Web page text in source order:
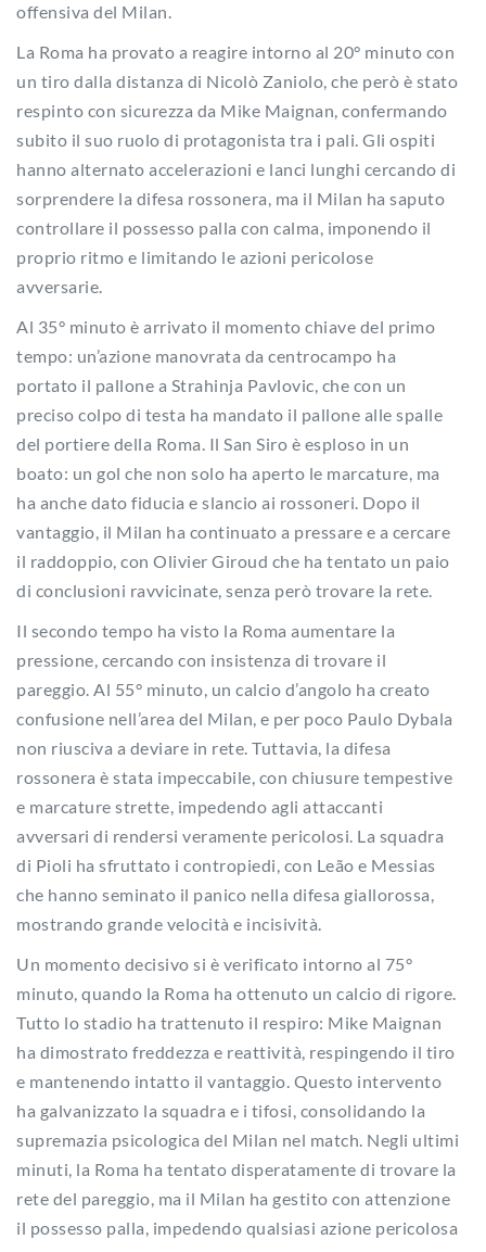
offensiva del Milan.
La Roma ha provato a reagire intorno al 20° minuto con
un tiro dalla distanza di Nicolò Zaniolo, che però è stato
respinto con sicurezza da Mike Maignan, confermando
subito il suo ruolo di protagonista tra i pali. Gli ospiti
hanno alternato accelerazioni e lanci lunghi cercando di
sorprendere la difesa rossonera, ma il Milan ha saputo
controllare il possesso palla con calma, imponendo il
proprio ritmo e limitando le azioni pericolose
avversarie.
Al 35° minuto è arrivato il momento chiave del primo
tempo: un’azione manovrata da centrocampo ha
portato il pallone a Strahinja Pavlovic, che con un
preciso colpo di testa ha mandato il pallone alle spalle
del portiere della Roma. Il San Siro è esploso in un
boato: un gol che non solo ha aperto le marcature, ma
ha anche dato fiducia e slancio ai rossoneri. Dopo il
vantaggio, il Milan ha continuato a pressare e a cercare
il raddoppio, con Olivier Giroud che ha tentato un paio
di conclusioni ravvicinate, senza però trovare la rete.
Il secondo tempo ha visto la Roma aumentare la
pressione, cercando con insistenza di trovare il
pareggio. Al 55° minuto, un calcio d’angolo ha creato
confusione nell’area del Milan, e per poco Paulo Dybala
non riusciva a deviare in rete. Tuttavia, la difesa
rossonera è stata impeccabile, con chiusure tempestive
e marcature strette, impedendo agli attaccanti
avversari di rendersi veramente pericolosi. La squadra
di Pioli ha sfruttato i contropiedi, con Leão e Messias
che hanno seminato il panico nella difesa giallorossa,
mostrando grande velocità e incisività.
Un momento decisivo si è verificato intorno al 75°
minuto, quando la Roma ha ottenuto un calcio di rigore.
Tutto lo stadio ha trattenuto il respiro: Mike Maignan
ha dimostrato freddezza e reattività, respingendo il tiro
e mantenendo intatto il vantaggio. Questo intervento
ha galvanizzato la squadra e i tifosi, consolidando la
supremazia psicologica del Milan nel match. Negli ultimi
minuti, la Roma ha tentato disperatamente di trovare la
rete del pareggio, ma il Milan ha gestito con attenzione
il possesso palla, impedendo qualsiasi azione pericolosa